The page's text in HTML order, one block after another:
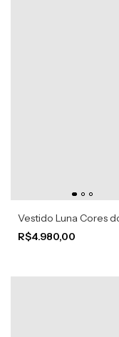
Vestido Luna Cores
R$4.980,00